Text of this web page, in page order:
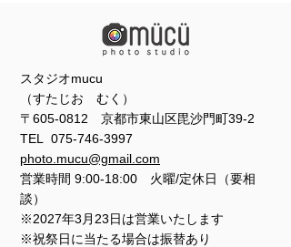
スタジオmucu
（すたじお むく）
〒605-0812 京都市東山区毘沙門町39-2
TEL 075-746-3997
photo.mucu@gmail.com
営業時間 9:00-18:00 火曜/定休日（要相
談）
※2027年3月23日は営業いたします
※祝祭日に当たる場合は振替あり